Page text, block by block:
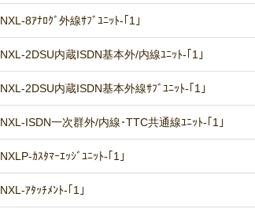
NXL-8ｱﾅﾛｸﾞ外線ｻﾌﾞﾕﾆｯﾄ-｢1｣
NXL-2DSU内蔵ISDN基本外/内線ﾕﾆｯﾄ-｢1｣
NXL-2DSU内蔵ISDN基本外線ｻﾌﾞﾕﾆｯﾄ-｢1｣
NXL-ISDN一次群外/内線･TTC共通線ﾕﾆｯﾄ-｢1｣
NXLP-ｶｽﾀﾏｰｴｯｼﾞﾕﾆｯﾄ-｢1｣
NXL-ｱﾀｯﾁﾒﾝﾄ-｢1｣